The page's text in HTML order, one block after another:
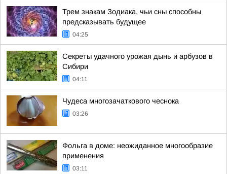
Трем знакам Зодиака, чьи сны способны
предсказывать будущее
04:25
Секреты удачного урожая дынь и арбузов в
Сибири
04:11
Чудеса многозачаткового чеснока
03:26
Фольга в доме: неожиданное многообразие
применения
03:11